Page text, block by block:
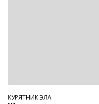
КУРЯТНИК ЭЛА